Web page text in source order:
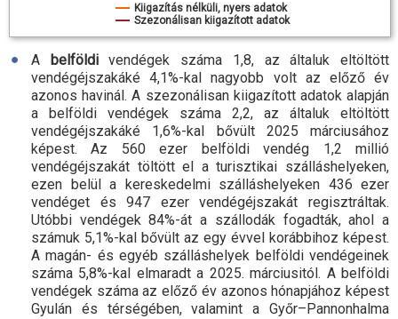
Kiigazítás nélküli, nyers adatok
Szezonálisan kiigazított adatok
A belföldivendégek száma 1,8, az általuk eltöltött
vendégéjszakáké 4,1%-kal nagyobb volt az előző év
azonos havinál. A szezonálisan kiigazított adatok alapján
a belföldi vendégek száma 2,2, az általuk eltöltött
vendégéjszakáké 1,6%-kal bővült 2025 márciusához
képest. Az 560 ezer belföldi vendég 1,2 millió
vendégéjszakát töltött el a turisztikai szálláshelyeken,
ezen belül a kereskedelmi szálláshelyeken 436 ezer
vendéget és 947 ezer vendégéjszakát regisztráltak.
Utóbbi vendégek 84%-át a szállodák fogadták, ahol a
számuk 5,1%-kal bővült az egy évvel korábbihoz képest.
A magán- és egyéb szálláshelyek belföldi vendégeinek
száma 5,8%-kal elmaradt a 2025. márciusitól. A belföldi
vendégek száma az előző év azonos hónapjához képest
Gyulán és térségében, valamint a Győr–Pannonhalma